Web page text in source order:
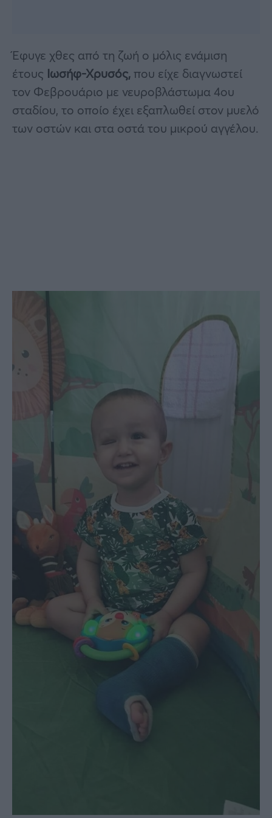
Έφυγε χθες από τη ζωή ο μόλις ενάμιση
έτους Ιωσήφ-Χρυσός, που είχε διαγνωστεί
τον Φεβρουάριο με νευροβλάστωμα 4ου
σταδίου, το οποίο έχει εξαπλωθεί στον μυελό
των οστών και στα οστά του μικρού αγγέλου.